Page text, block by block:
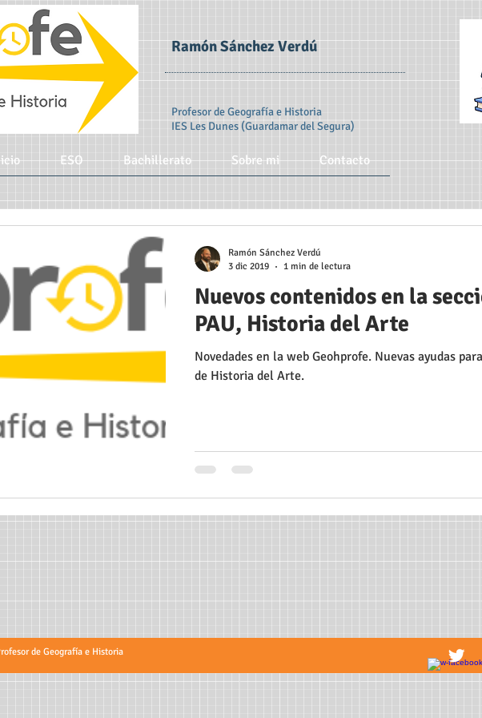
Ramón Sánchez Verdú
Profesor de Geografía e Historia
IES Les Dunes (Guardamar del Segura)
ESO Bachillerato Sobre mi Contacto
Nuevos contenidos en la
PAU, Historia del Arte
Novedades en la web Geohprofe. Nuevas ayudas
de Historia del Arte.
Ramón Sánchez Verdú
3 dic 2019
1 min de lectura
de Geografía e Historia